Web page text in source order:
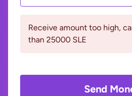
Receive amount too high,
than 25000 SLE
Send